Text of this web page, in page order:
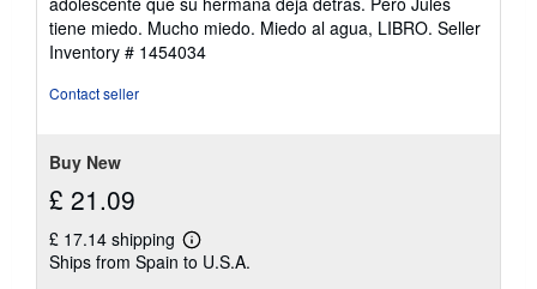
tiene miedo. Mucho miedo. Miedo al agua, LIBRO. Seller
Inventory # 1454034
Contact seller
Buy New
£ 21.09
£ 17.14 shipping
Learn
more
Ships from Spain to U.S.A.